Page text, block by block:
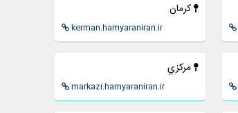
كرمان
kerman.hamyaraniran.ir
مركزي
markazi.hamyaraniran.ir